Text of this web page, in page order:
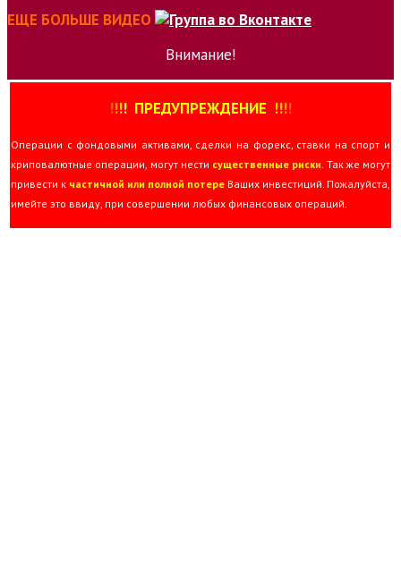
ЕЩЕ БОЛЬШЕ ВИДЕО
Внимание!
!!!! ПРЕДУПРЕЖДЕНИЕ !!!!
Операции с фондовыми активами, сделки на форекс, ставки на спорт и
криповалютные операции, могут нести существенные риски. Так же могут
привести к частичной или полной потере Ваших инвестиций. Пожалуйста,
имейте это ввиду, при совершении любых финансовых операций.